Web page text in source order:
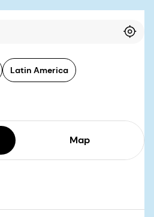
Latin America
Map